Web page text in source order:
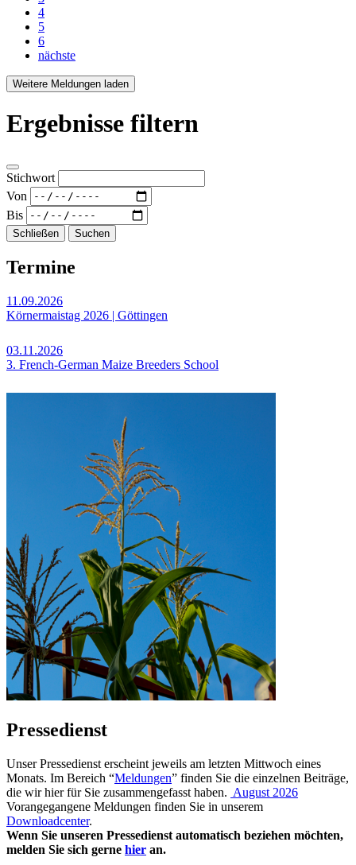
4
5
6
nächste
Weitere Meldungen laden
Ergebnisse filtern
Stichwort
Von
Bis
Schließen Suchen
Termine
11.09.2026
Körnermaistag 2026 | Göttingen
03.11.2026
3. French-German Maize Breeders School
Pressedienst
Unser Pressedienst erscheint jeweils am letzten Mittwoch eines
Monats. Im Bereich “Meldungen” finden Sie die einzelnen Beiträge,
die wir hier für Sie zusammengefasst haben. August 2026
Vorangegangene Meldungen finden Sie in unserem
Downloadcenter.
Wenn Sie unseren Pressedienst automatisch beziehen möchten,
melden Sie sich gerne hier an.